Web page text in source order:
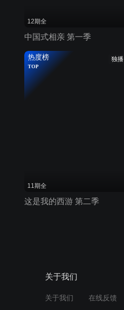
12期全
中国式相亲 第一季
独播
热度榜
TOP
11期全
这是我的西游 第二季
关于我们
关于我们 在线反馈